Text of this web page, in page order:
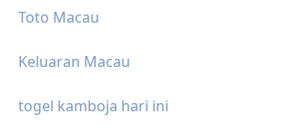
Toto Macau
Keluaran Macau
togel kamboja hari ini